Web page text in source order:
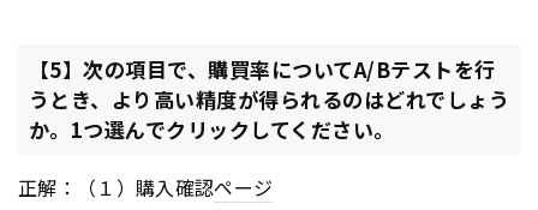
【5】次の項目で、購買率についてA/Bテストを行
うとき、より高い精度が得られるのはどれでしょう
か。1つ選んでクリックしてください。
正解：（１）購入確認ページ